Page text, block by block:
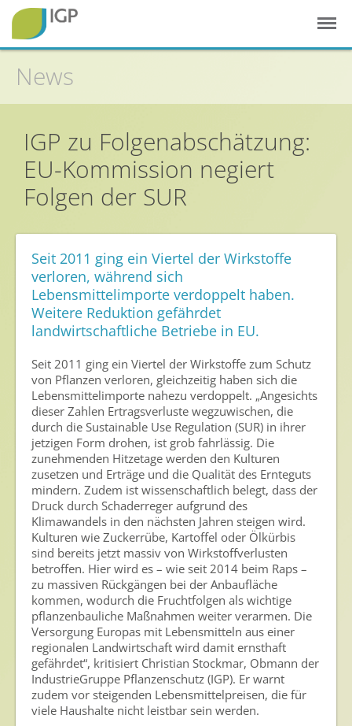
Startseite
Gesunde Pflanzen
In der Landwirtschaft
Integrierter Pflanzenschutz
In Haus & Garten
Forschung & Entwicklung
Umweltschutz
Gesunde Nahrung
Nutzen von Pflanzenschutzmitteln
Sichere Lebensmittel
Zulassung
Gesunde Menschen
Versorgungs- & Ernährungssicherheit
Gepflegtes Eigenheim
Anwenderschutz
Entsorgung von Pflanzenschutzmittel-Leergebinden
Die IGP
Zum Verband
Ansprechpersonen
Veranstaltungen & Aktionen
News
IGP zu Folgenabschätzung:
EU-Kommission negiert
Folgen der SUR
Seit 2011 ging ein Viertel der Wirkstoffe
verloren, während sich
Lebensmittelimporte verdoppelt haben.
Weitere Reduktion gefährdet
landwirtschaftliche Betriebe in EU.
Seit 2011 ging ein Viertel der Wirkstoffe zum Schutz
von Pflanzen verloren, gleichzeitig haben sich die
Lebensmittelimporte nahezu verdoppelt. „Angesichts
dieser Zahlen Ertragsverluste wegzuwischen, die
durch die Sustainable Use Regulation (SUR) in ihrer
jetzigen Form drohen, ist grob fahrlässig. Die
zunehmenden Hitzetage werden den Kulturen
zusetzen und Erträge und die Qualität des Ernteguts
mindern. Zudem ist wissenschaftlich belegt, dass der
Druck durch Schaderreger aufgrund des
Klimawandels in den nächsten Jahren steigen wird.
Kulturen wie Zuckerrübe, Kartoffel oder Ölkürbis
sind bereits jetzt massiv von Wirkstoffverlusten
betroffen. Hier wird es – wie seit 2014 beim Raps –
zu massiven Rückgängen bei der Anbaufläche
kommen, wodurch die Fruchtfolgen als wichtige
pflanzenbauliche Maßnahmen weiter verarmen. Die
Versorgung Europas mit Lebensmitteln aus einer
regionalen Landwirtschaft wird damit ernsthaft
gefährdet“, kritisiert Christian Stockmar, Obmann der
IndustrieGruppe Pflanzenschutz (IGP). Er warnt
zudem vor steigenden Lebensmittelpreisen, die für
viele Haushalte nicht leistbar sein werden.